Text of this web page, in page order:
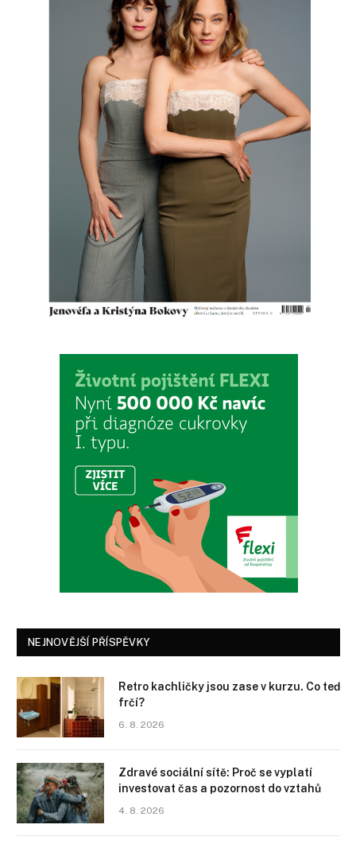
NEJNOVĚJŠÍ PŘÍSPĚVKY
Retro kachličky jsou zase v kurzu. Co teď
frčí?
6. 8. 2026
Zdravé sociální sítě: Proč se vyplatí
investovat čas a pozornost do vztahů
4. 8. 2026